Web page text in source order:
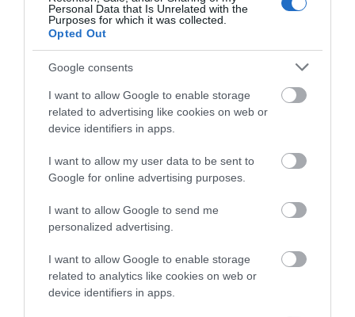
Personal Data that Is Unrelated with the
Purposes for which it was collected.
Opted Out
Google consents
I want to allow Google to enable storage
related to advertising like cookies on web or
device identifiers in apps.
I want to allow my user data to be sent to
Google for online advertising purposes.
I want to allow Google to send me
personalized advertising.
I want to allow Google to enable storage
related to analytics like cookies on web or
device identifiers in apps.
09.09.2025 | 16:45
Νέος συναγερμός στην Εύβοια για μωβ
μέδουσες – Πού εμφανίστηκαν